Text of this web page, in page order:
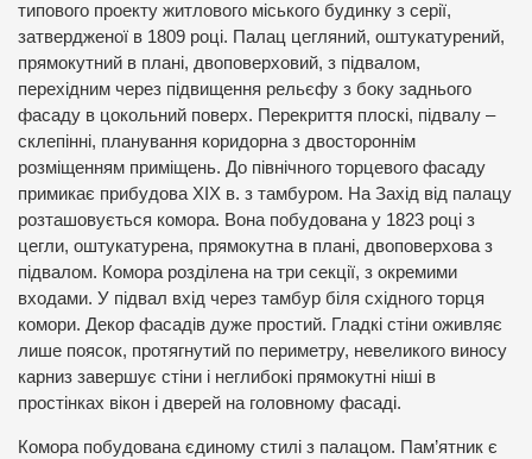
типового проекту житлового міського будинку з серії,
затвердженої в 1809 році. Палац цегляний, оштукатурений,
прямокутний в плані, двоповерховий, з підвалом,
перехідним через підвищення рельєфу з боку заднього
фасаду в цокольний поверх. Перекриття плоскі, підвалу –
склепінні, планування коридорна з двостороннім
розміщенням приміщень. До північного торцевого фасаду
примикає прибудова XIX в. з тамбуром. На Захід від палацу
розташовується комора. Вона побудована у 1823 році з
цегли, оштукатурена, прямокутна в плані, двоповерхова з
підвалом. Комора розділена на три секції, з окремими
входами. У підвал вхід через тамбур біля східного торця
комори. Декор фасадів дуже простий. Гладкі стіни оживляє
лише поясок, протягнутий по периметру, невеликого виносу
карниз завершує стіни і неглибокі прямокутні ніші в
простінках вікон і дверей на головному фасаді.
Комора побудована єдиному стилі з палацом. Пам’ятник є